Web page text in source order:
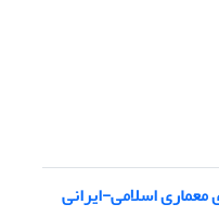
اسلامی-ایرانی